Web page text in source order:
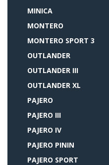
MINICA
MONTERO
MONTERO SPORT 3
OUTLANDER
OUTLANDER III
OUTLANDER XL
PAJERO
PAJERO III
PAJERO IV
PAJERO PININ
PAJERO SPORT